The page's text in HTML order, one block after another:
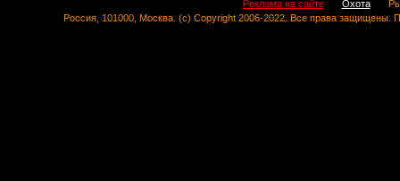
Реклама на сайте Охота
Россия, 101000, Москва. (c) Copyright 2006-2022. Все права защищены.